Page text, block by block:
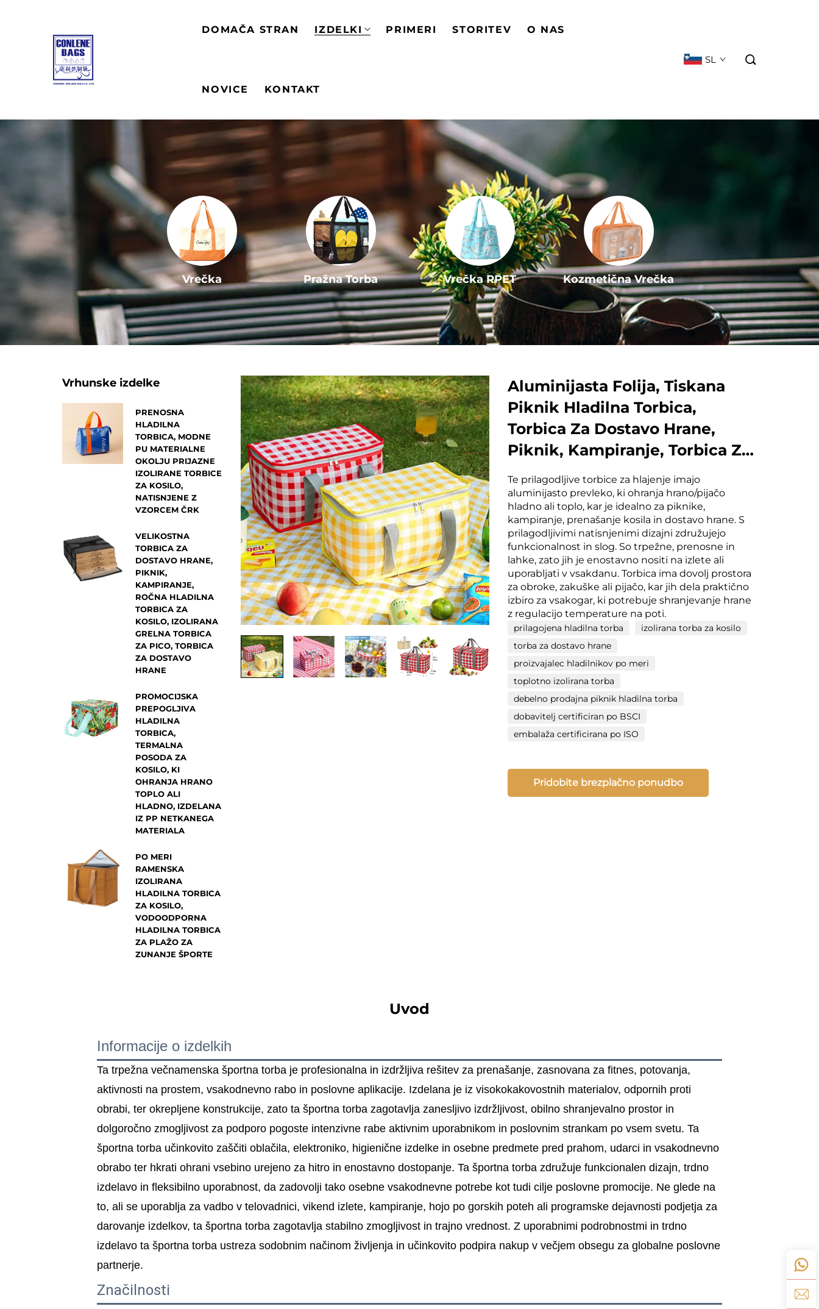
DOMAČA STRAN IZDELKI PRIMERI STORITEV O NAS
NOVICE KONTAKT
SL
Drugo Vrečka Pražna Torba Vrečka RPET Kozmetična Vrečka Vrečka z vrvico
Aluminijasta Folija, Tiskana
Piknik Hladilna Torbica,
Torbica Za Dostavo Hrane,
Piknik, Kampiranje, Torbica Za
Kosilo, Hladilna Torbica
Te prilagodljive torbice za hlajenje imajo
aluminijasto prevleko, ki ohranja hrano/pijačo
hladno ali toplo, kar je idealno za piknike,
kampiranje, prenašanje kosila in dostavo hrane. S
prilagodljivimi natisnjenimi dizajni združujejo
funkcionalnost in slog. So trpežne, prenosne in
lahke, zato jih je enostavno nositi na izlete ali
uporabljati v vsakdanu. Torbica ima dovolj prostora
za obroke, zakuške ali pijačo, kar jih dela praktično
izbiro za vsakogar, ki potrebuje shranjevanje hrane
z regulacijo temperature na poti.
prilagojena hladilna torba
izolirana torba za kosilo
torba za dostavo hrane
proizvajalec hladilnikov po meri
toplotno izolirana torba
debelno prodajna piknik hladilna torba
dobavitelj certificiran po BSCI
embalaža certificirana po ISO
Pridobite brezplačno ponudbo
Vrhunske izdelke
PRENOSNA
HLADILNA
TORBICA, MODNE
PU MATERIALNE
OKOLJU PRIJAZNE
IZOLIRANE TORBICE
ZA KOSILO,
NATISNJENE Z
VZORCEM ČRK
VELIKOSTNA
TORBICA ZA
DOSTAVO HRANE,
PIKNIK,
KAMPIRANJE,
ROČNA HLADILNA
TORBICA ZA
KOSILO, IZOLIRANA
GRELNA TORBICA
ZA PICO, TORBICA
ZA DOSTAVO
HRANE
PROMOCIJSKA
PREPOGLJIVA
HLADILNA
TORBICA,
TERMALNA
POSODA ZA
KOSILO, KI
OHRANJA HRANO
TOPLO ALI
HLADNO, IZDELANA
IZ PP NETKANEGA
MATERIALA
PO MERI
RAMENSKA
IZOLIRANA
HLADILNA TORBICA
ZA KOSILO,
VODOODPORNA
HLADILNA TORBICA
ZA PLAŽO ZA
ZUNANJE ŠPORTE
Uvod
Informacije o izdelkih
Ta trpežna večnamenska športna torba je profesionalna in izdržljiva rešitev za prenašanje, zasnovana za fitnes, potovanja,
aktivnosti na prostem, vsakodnevno rabo in poslovne aplikacije. Izdelana je iz visokokakovostnih materialov, odpornih proti
obrabi, ter okrepljene konstrukcije, zato ta športna torba zagotavlja zanesljivo izdržljivost, obilno shranjevalno prostor in
dolgoročno zmogljivost za podporo pogoste intenzivne rabe aktivnim uporabnikom in poslovnim strankam po vsem svetu. Ta
športna torba učinkovito zaščiti oblačila, elektroniko, higienične izdelke in osebne predmete pred prahom, udarci in vsakodnevno
obrabo ter hkrati ohrani vsebino urejeno za hitro in enostavno dostopanje. Ta športna torba združuje funkcionalen dizajn, trdno
izdelavo in fleksibilno uporabnost, da zadovolji tako osebne vsakodnevne potrebe kot tudi cilje poslovne promocije. Ne glede na
to, ali se uporablja za vadbo v telovadnici, vikend izlete, kampiranje, hojo po gorskih poteh ali programske dejavnosti podjetja za
darovanje izdelkov, ta športna torba zagotavlja stabilno zmogljivost in trajno vrednost. Z uporabnimi podrobnostmi in trdno
izdelavo ta športna torba ustreza sodobnim načinom življenja in učinkovito podpira nakup v večjem obsegu za globalne poslovne
partnerje.
Značilnosti